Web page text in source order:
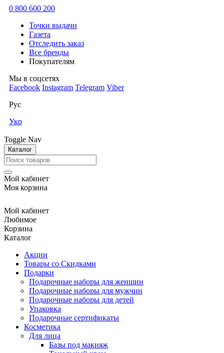
0 800 600 200
Точки выдачи
Газета
Отследить заказ
Все бренды
Покупателям
Мы в соцсетях
Facebook Instagram Telegram Viber
Рус
Укр
Toggle Nav
Каталог
Мой кабинет
Моя корзина
Мой кабинет
Любимое
Корзина
Каталог
Акции
Товары со Скидками
Подарки
Подарочные наборы для женщин
Подарочные наборы для мужчин
Подарочные наборы для детей
Упаковка
Подарочные сертификаты
Косметика
Для лица
Базы под макияж